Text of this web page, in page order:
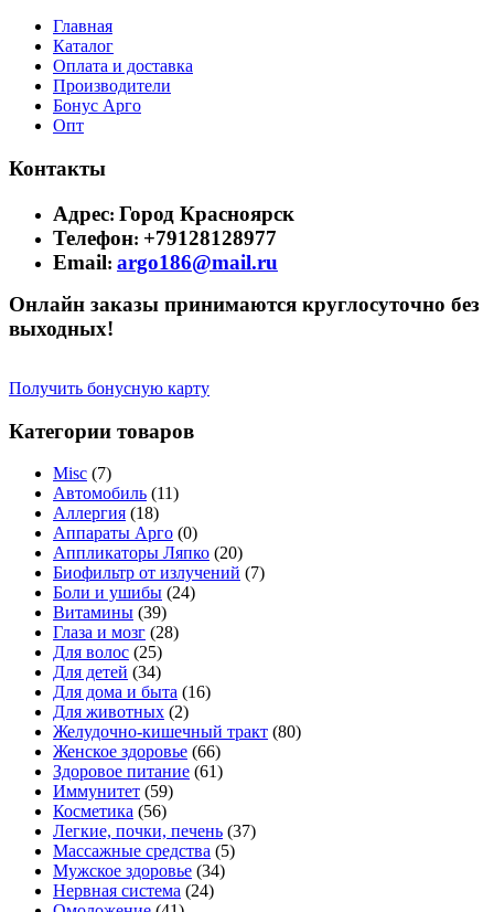
Главная
Каталог
Оплата и доставка
Производители
Бонус Арго
Опт
Контакты
Адрес: Город Красноярск
Телефон: +79128128977
Email: argo186@mail.ru
Онлайн заказы принимаются круглосуточно без
выходных!
Получить бонусную карту
Категории товаров
Misc (7)
Автомобиль (11)
Аллергия (18)
Аппараты Арго (0)
Аппликаторы Ляпко (20)
Биофильтр от излучений (7)
Боли и ушибы (24)
Витамины (39)
Глаза и мозг (28)
Для волос (25)
Для детей (34)
Для дома и быта (16)
Для животных (2)
Желудочно-кишечный тракт (80)
Женское здоровье (66)
Здоровое питание (61)
Иммунитет (59)
Косметика (56)
Легкие, почки, печень (37)
Массажные средства (5)
Мужское здоровье (34)
Нервная система (24)